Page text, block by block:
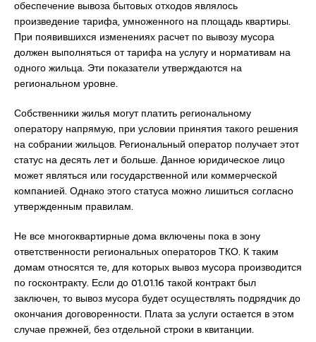
обеспечение вывоза бытовых отходов являлось
произведение тарифа, умноженного на площадь квартиры.
При появившихся изменениях расчет по вывозу мусора
должен выполняться от тарифа на услугу и нормативам на
одного жильца. Эти показатели утверждаются на
региональном уровне.
Собственники жилья могут платить региональному
оператору напрямую, при условии принятия такого решения
на собрании жильцов. Региональный оператор получает этот
статус на десять лет и больше. Данное юридическое лицо
может являться или государственной или коммерческой
компанией. Однако этого статуса можно лишиться согласно
утвержденным правилам.
Не все многоквартирные дома включены пока в зону
ответственности региональных операторов ТКО. К таким
домам относятся те, для которых вывоз мусора производится
по госконтракту. Если до 01.01.16 такой контракт был
заключен, то вывоз мусора будет осуществлять подрядчик до
окончания договоренности. Плата за услуги остается в этом
случае прежней, без отдельной строки в квитанции.